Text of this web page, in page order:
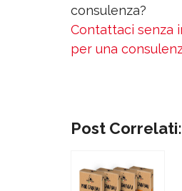
consulenza?
Contattaci senza
per una
Post Correlati: